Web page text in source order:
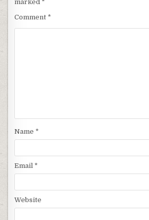
marked *
Comment *
Name *
Email *
Website